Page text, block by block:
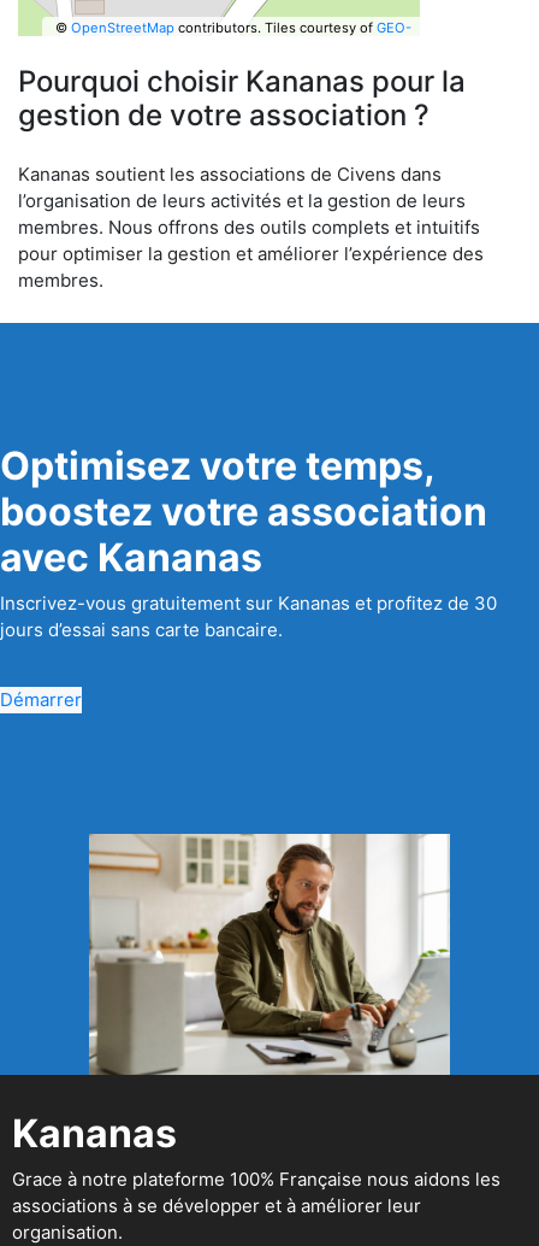
© OpenStreetMapcontributors. Tiles courtesy of GEO-
Pourquoi choisir Kananas pour la
gestion de votre association ?
Kananas soutient les associations de Civens dans
l’organisation de leurs activités et la gestion de leurs
membres. Nous offrons des outils complets et intuitifs
pour optimiser la gestion et améliorer l’expérience des
membres.
Optimisez votre temps,
boostez votre association
avec Kananas
Inscrivez-vous gratuitement sur Kananas et profitez de 30
jours d’essai sans carte bancaire.
Démarrer
Kananas
Grace à notre plateforme 100% Française nous aidons les
associations à se développer et à améliorer leur
organisation.